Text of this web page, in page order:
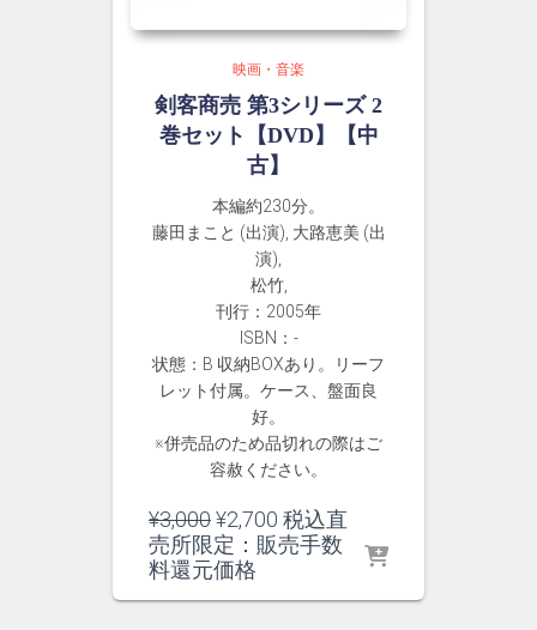
映画・音楽
剣客商売 第3シリーズ 2
巻セット【DVD】【中
古】
本編約230分。
藤田まこと (出演), 大路恵美 (出
演),
松竹,
刊行：2005年
ISBN：-
状態：B 収納BOXあり。リーフ
レット付属。ケース、盤面良
好。
※併売品のため品切れの際はご
容赦ください。
¥3,000元
の
価
¥2,700 現
在
税込直
売所限定：販売手数
料還元価格